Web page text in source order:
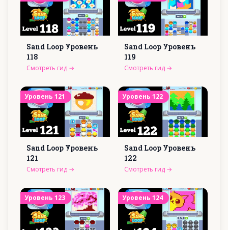
Sand Loop Уровень
118
Смотреть гид →
Sand Loop Уровень
119
Смотреть гид →
Уровень 121
Sand Loop Уровень
121
Смотреть гид →
Уровень 122
Sand Loop Уровень
122
Смотреть гид →
Уровень 123 Уровень 124